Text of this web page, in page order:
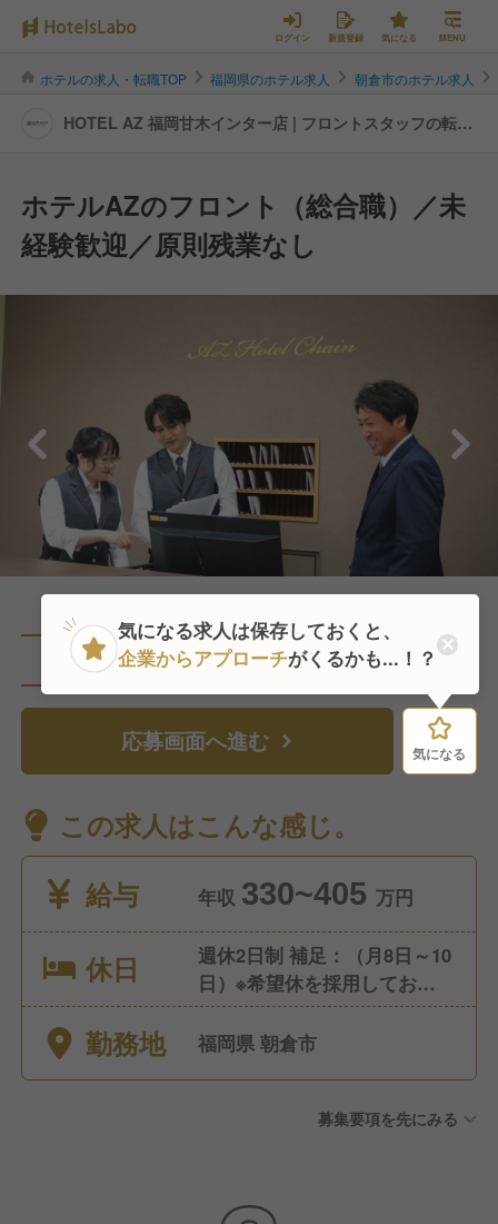
ログイン 新規登録 気になる MENU
ホテルの求人・転職TOP 福岡県のホテル求人 朝倉市のホテル求人
HOTEL AZ 福岡甘木インター店 | フロントスタッフの転
ホテルAZのフロント（総合職）／未
経験歓迎／原則残業なし
直近1人がこの求人を検討中
応募画面へ進む 気になる
この求人はこんな感じ。
給与
年収 330~405 万円
休日
週休2日制 補足：（月8日～10
日）※希望休を採用しており、
日曜日に休むことも可能で
す。
勤務地 福岡県 朝倉市
募集要項を先にみる
気になる
気になる求人は保存しておくと、
企業からアプローチがくるかも...！？